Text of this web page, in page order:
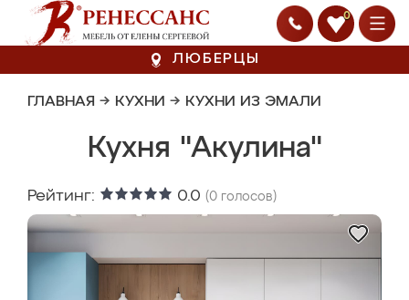
0
ЛЮБЕРЦЫ
ГЛАВНАЯ → КУХНИ → КУХНИ ИЗ ЭМАЛИ
Кухня "Акулина"
Рейтинг: 0.0 (0 голосов)